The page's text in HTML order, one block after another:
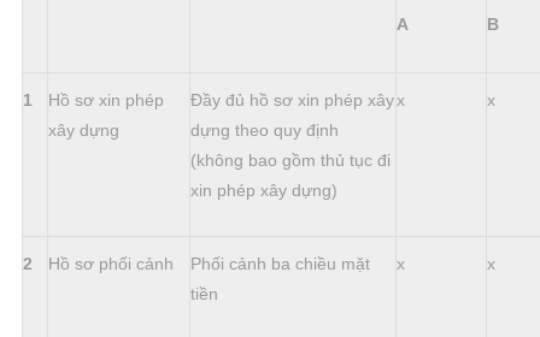
A B
1
Hồ sơ xin phép
xây dựng
Đầy đủ hồ sơ xin phép xây
dựng theo quy định
(không bao gồm thủ tục đi
xin phép xây dựng)
x x
2 Hồ sơ phối cảnh
Phối cảnh ba chiều mặt
tiền
x x